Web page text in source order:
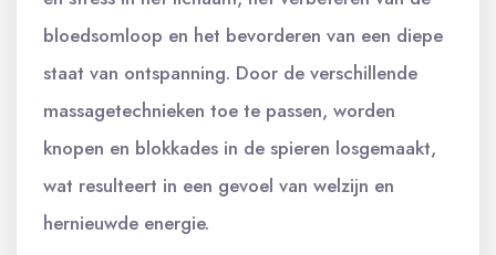
bloedsomloop en het bevorderen van een diepe
staat van ontspanning. Door de verschillende
massagetechnieken toe te passen, worden
knopen en blokkades in de spieren losgemaakt,
wat resulteert in een gevoel van welzijn en
hernieuwde energie.